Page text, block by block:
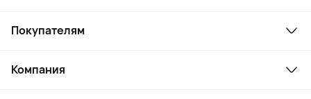
Ноутбуки, мониторы, VR
Косметика и уход
Покупателям
Как заказать
Компания